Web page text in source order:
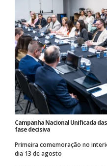
Campanha Nacional Unificada
fase decisiva
Primeira comemoração no
dia 13 de agosto